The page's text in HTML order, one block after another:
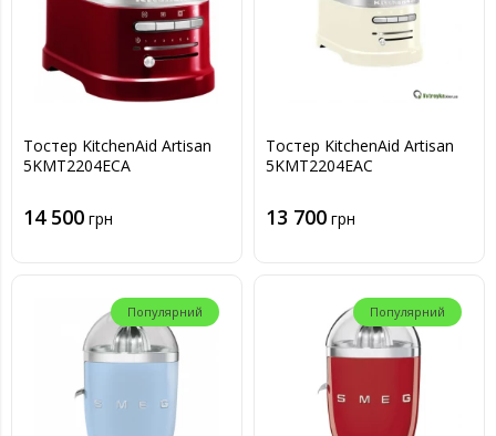
Тостер KitchenAid Artisan
5KMT2204ECA
14 500 грн
Тостер KitchenAid Artisan
5KMT2204EAC
13 700 грн
Популярний Популярний